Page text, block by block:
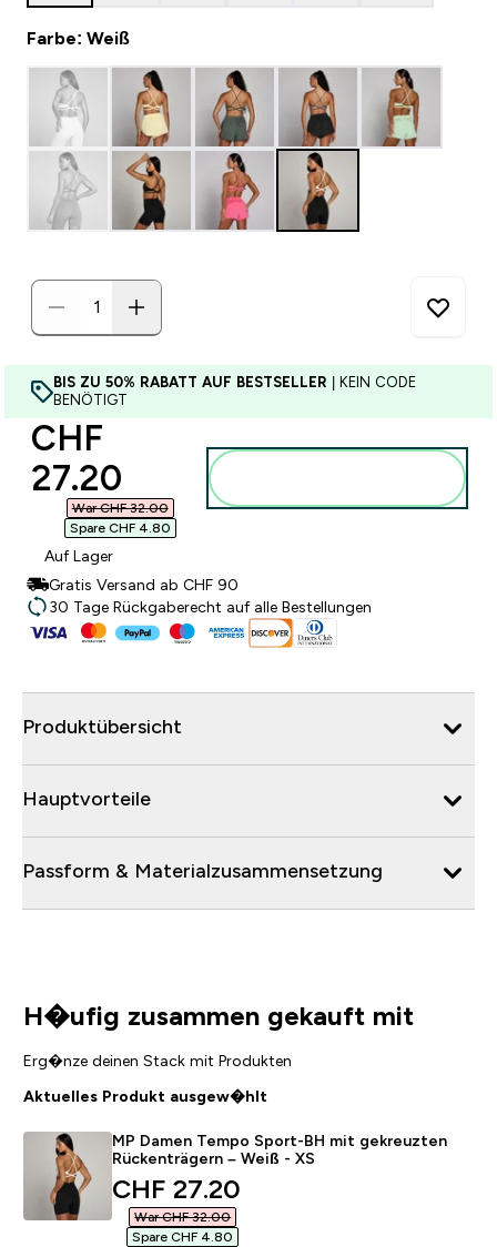
Farbe: Weiß
BIS ZU 50% RABATT AUF BESTSELLER | KEIN CODE
BENÖTIGT
discounted price
CHF
27.20‎
War CHF 32.00‎
Spare CHF 4.80‎
Auf Lager
Gratis Versand ab CHF 90
30 Tage Rückgaberecht auf alle Bestellungen
Produktübersicht
Hauptvorteile
Passform & Materialzusammensetzung
H�ufig zusammen gekauft mit
Erg�nze deinen Stack mit Produkten
Aktuelles Produkt ausgew�hlt
MP Damen Tempo Sport-BH mit gekreuzten
Rückenträgern – Weiß - XS
discounted price
CHF 27.20‎
War CHF 32.00‎
Spare CHF 4.80‎